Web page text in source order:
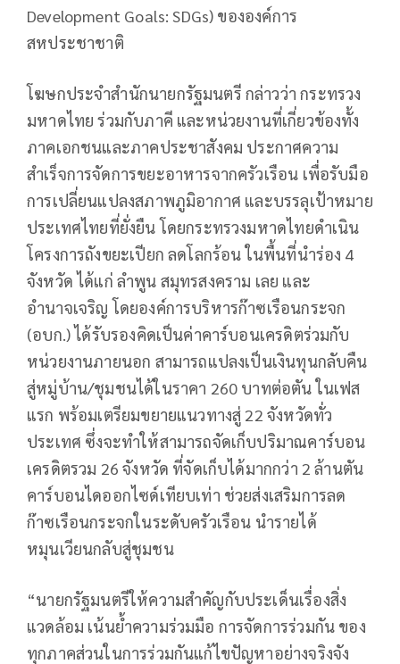
Development Goals: SDGs) ขององค์การ
สหประชาชาติ
โฆษกประจำสำนักนายกรัฐมนตรี กล่าวว่า กระทรวง
มหาดไทย ร่วมกับภาคี และหน่วยงานที่เกี่ยวข้องทั้ง
ภาคเอกชนและภาคประชาสังคม ประกาศความ
สำเร็จการจัดการขยะอาหารจากครัวเรือน เพื่อรับมือ
การเปลี่ยนแปลงสภาพภูมิอากาศ และบรรลุเป้าหมาย
ประเทศไทยที่ยั่งยืน โดยกระทรวงมหาดไทยดำเนิน
โครงการถังขยะเปียก ลดโลกร้อน ในพื้นที่นำร่อง 4
จังหวัด ได้แก่ ลำพูน สมุทรสงคราม เลย และ
อำนาจเจริญ โดยองค์การบริหารก๊าซเรือนกระจก
(อบก.) ได้รับรองคิดเป็นค่าคาร์บอนเครดิตร่วมกับ
หน่วยงานภายนอก สามารถแปลงเป็นเงินทุนกลับคืน
สู่หมู่บ้าน/ชุมชนได้ในราคา 260 บาทต่อตัน ในเฟส
แรก พร้อมเตรียมขยายแนวทางสู่ 22 จังหวัดทั่ว
ประเทศ ซึ่งจะทำให้สามารถจัดเก็บปริมาณคาร์บอน
เครดิตรวม 26 จังหวัด ที่จัดเก็บได้มากกว่า 2 ล้านตัน
คาร์บอนไดออกไซด์เทียบเท่า ช่วยส่งเสริมการลด
ก๊าซเรือนกระจกในระดับครัวเรือน นำรายได้
หมุนเวียนกลับสู่ชุมชน
“นายกรัฐมนตรีให้ความสำคัญกับประเด็นเรื่องสิ่ง
แวดล้อม เน้นย้ำความร่วมมือ การจัดการร่วมกัน ของ
ทุกภาคส่วนในการร่วมกันแก้ไขปัญหาอย่างจริงจัง